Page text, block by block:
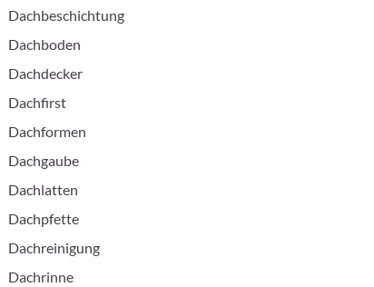
Dachbeschichtung
Dachboden
Dachdecker
Dachfirst
Dachformen
Dachgaube
Dachlatten
Dachpfette
Dachreinigung
Dachrinne